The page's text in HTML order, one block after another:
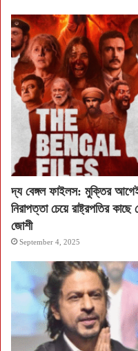
দ্য বেঙ্গল ফাইলস: মুক্তির আগেই
নিরাপত্তা চেয়ে রাষ্ট্রপতির
জোশী
September 4, 2025